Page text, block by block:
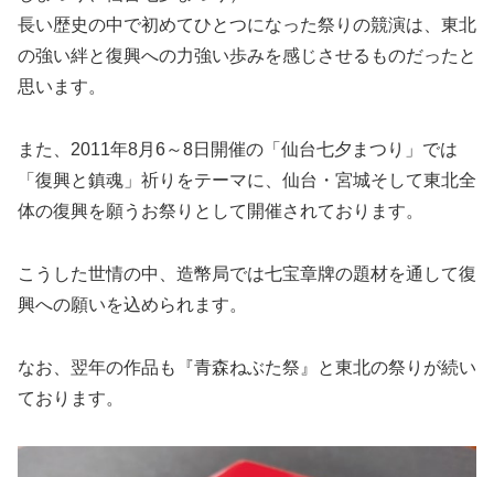
長い歴史の中で初めてひとつになった祭りの競演は、東北
の強い絆と復興への力強い歩みを感じさせるものだったと
思います。
また、2011年8月6～8日開催の「仙台七夕まつり」では
「復興と鎮魂」祈りをテーマに、仙台・宮城そして東北全
体の復興を願うお祭りとして開催されております。
こうした世情の中、造幣局では七宝章牌の題材を通して復
興への願いを込められます。
なお、翌年の作品も『青森ねぶた祭』と東北の祭りが続い
ております。